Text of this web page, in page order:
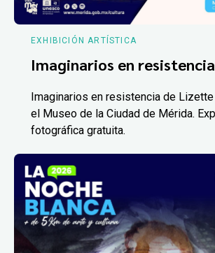
EXHIBICIÓN ARTÍSTICA
Imaginarios en resistencia
Imaginarios en resistencia de Lizette
el Museo de la Ciudad de Mérida.
fotográfica gratuita.